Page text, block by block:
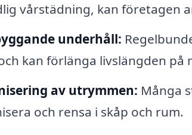
vårstädning, kan företagen
underhåll:
kan förlänga livslängden på
av utrymmen: Många
och rensa i skåp och rum.